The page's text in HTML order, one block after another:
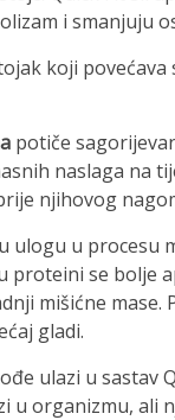
i smanjuju
koji
potiče
naslaga na
njihovog
ulogu u procesu
proteini se bolje
mišićne
gladi.
ulazi u sastav
u organizmu, ali